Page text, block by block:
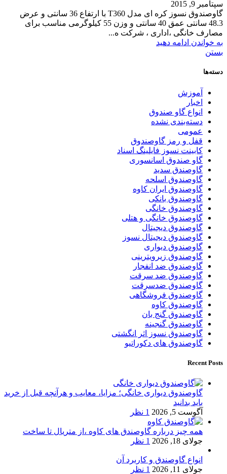
سپتامبر 9, 2015
گاوصندوق نسوز کره ای مدل T360 با ارتفاع 36 سانتی و عرض
48.3 سانتی عمق 40 سانتی و وزن 55 کیلوگرمی مناسب برای
مصارف خانگی ،اداری ، شرکت ه...
به خواندن ادامه دهید
بستن
دسته‌ها
آموزش
اخبار
انواع گاو صندوق
دسته‌بندی نشده
عمومی
قفل و رمز گاوصندوق
کابینت نسوز فایلینگ اسناد
گاو صندوق اسانسوری
گاوصندق سدید
گاوصندوق اسلحه
گاوصندوق ایران کاوه
گاوصندوق بانکی
گاوصندوق خانگی
گاوصندوق خانگی و هتلی
گاوصندوق دیجیتال
گاوصندوق دیجیتال نسوز
گاوصندوق دیواری
گاوصندوق زیرویترینی
گاوصندوق ضد انفجار
گاوصندوق ضد سرقت
گاوصندوق ضدسرقت
گاوصندوق فروشگاهی
گاوصندوق کاوه
گاوصندوق گنج بان
گاوصندوق گنجینه
گاوصندوق نسوز اثر انگشتی
گاوصندوق های دکوراتیو
Recent Posts
گاوصندوق دیواری خانگی؛ مزایا، معایب و هرآنچه قبل از خرید
باید بدانید
آگوست 5, 2026
1 نظر
همه چیز درباره گاوصندق های کاوه ،از متریال تا ساخت
جولای 18, 2026
1 نظر
انواع گاوصندق و کاربرد آن
جولای 11, 2026
1 نظر